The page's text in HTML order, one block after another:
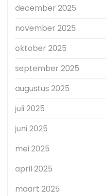
december 2025
november 2025
oktober 2025
september 2025
augustus 2025
juli 2025
juni 2025
mei 2025
april 2025
maart 2025